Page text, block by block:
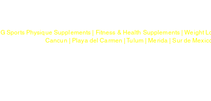
G Sports Physique Supplements | Fitness & Health Supplements | Weight
Cancun | Playa del Carmen | Tulum | Merida | Sur de